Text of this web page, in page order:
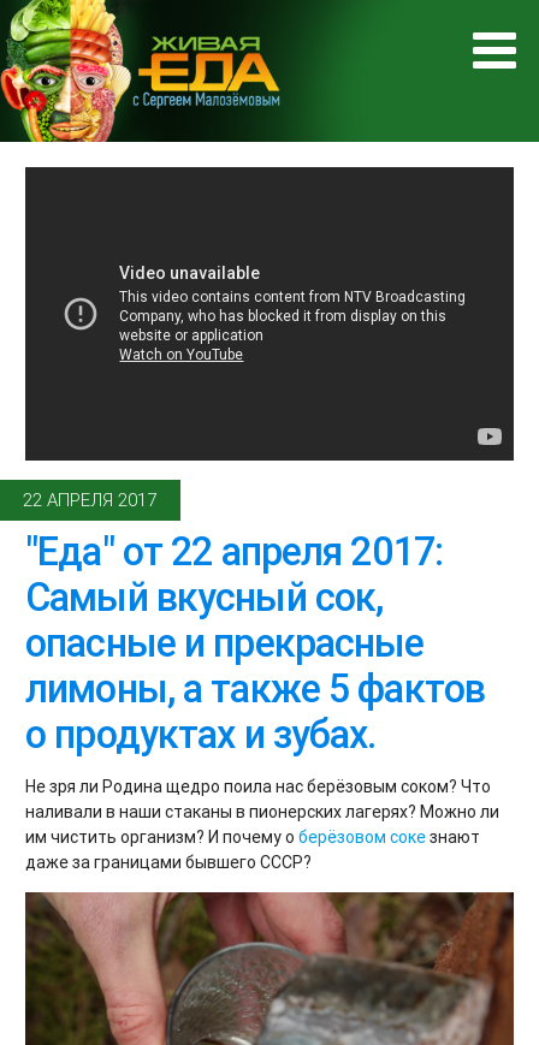
22 АПРЕЛЯ 2017
"Еда" от 22 апреля 2017:
Самый вкусный сок,
опасные и прекрасные
лимоны, а также 5 фактов
о продуктах и зубах.
Не зря ли Родина щедро поила нас берёзовым соком? Что
наливали в наши стаканы в пионерских лагерях? Можно ли
им чистить организм? И почему о берёзовом сокезнают
даже за границами бывшего СССР?